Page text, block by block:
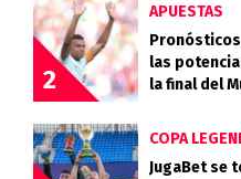
2
APUESTAS
Pronósticos
las
la final del
COPA
JugaBet se